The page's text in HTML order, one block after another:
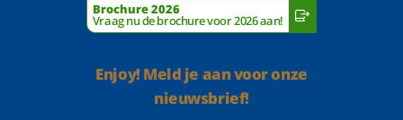
Brochure 2026
Vraag nu de brochure voor 2026 aan!
Enjoy! Meld je aan voor onze
nieuwsbrief!